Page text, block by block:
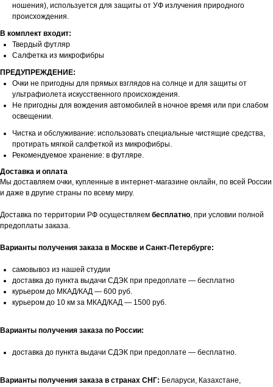
ношения), используется для защиты от УФ излучения природного
происхождения.
В комплект входит:
Твердый футляр
Салфетка из микрофибры
ПРЕДУПРЕЖДЕНИЕ:
Очки не пригодны для прямых взглядов на солнце и для защиты от
ультрафиолета искусственного происхождения.
Не пригодны для вождения автомобилей в ночное время или при слабом
освещении.
Чистка и обслуживание: использовать специальные чистящие средства,
протирать мягкой салфеткой из микрофибры.
Рекомендуемое хранение: в футляре.
Доставка и оплата
Мы доставляем очки, купленные в интернет-магазине онлайн, по всей России
и даже в другие страны по всему миру.
Доставка по территории РФ осуществляем бесплатно, при условии полной
предоплаты заказа.
Варианты получения заказа в Москве и Санкт-Петербурге:
самовывоз из нашей студии
доставка до пункта выдачи СДЭК при предоплате — бесплатно
курьером до МКАД/КАД — 600 руб.
курьером до 10 км за МКАД/КАД — 1500 руб.
Варианты получения заказа по России:
доставка до пункта выдачи СДЭК при предоплате — бесплатно.
Варианты получения заказа в странах СНГ: Беларуси, Казахстане,